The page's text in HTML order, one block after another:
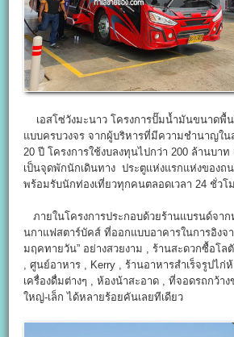
เอสโซ่วังมะนาว โครงการปั๊มน้ำมันขนาดพื้น
แบบครบวงจร จากผู้บริหารที่มีความชำนาญใน
20 ปี โครงการใช้งบลงทุนไปกว่า 200 ล้านบา
เป็นจุดพักนักเดินทาง ประตูแห่งแรกแห่งของถ
พร้อมรับนักท่องเที่ยวทุกคนตลอดเวลา 24 ชั่วโ
ภายในโครงการประกอบด้วยร้านแบรนด์จาก
นกาแฟสตาร์บัคส์ ที่ออกแบบอาคารในการอิงจ
มฤคทายวัน” อย่างสวยงาม , ร้านสะดวกซื้อโล
, ศูนย์อาหาร , Kerry , ร้านอาหารสำเร็จรูปไก่
เครื่องดื่มต่างๆ , ห้องน้าสะอาด , ที่จอดรถกว้า
ใหญ่-เล็ก ได้หลายร้อยคันเลยทีเดียว